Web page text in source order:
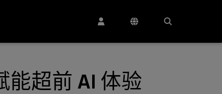
能超前 AI 体验